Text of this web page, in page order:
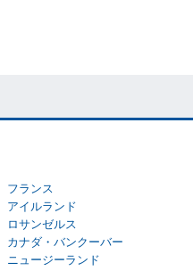
フランス
アイルランド
ロサンゼルス
カナダ・バンクーバー
ニュージーランド